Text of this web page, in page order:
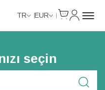
TR EUR
seçin